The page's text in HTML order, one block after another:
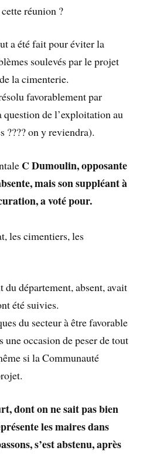
réunion ?
a été fait pour éviter la
soulevés par le projet
la cimenterie.
favorablement par
de l’exploitation au
???? on y reviendra).
C Dumoulin, opposante
mais son suppléant à
a voté pour.
les cimentiers, les
département, absent, avait
été suivies.
du secteur à être favorable
une occasion de peser de tout
si la Communauté
dont on ne sait pas bien
les maires dans
s’est abstenu, après